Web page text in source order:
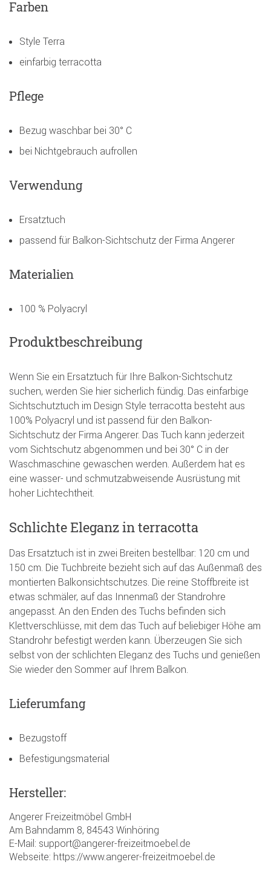
Farben
Style Terra
einfarbig terracotta
Pflege
Bezug waschbar bei 30° C
bei Nichtgebrauch aufrollen
Verwendung
Ersatztuch
passend für Balkon-Sichtschutz der Firma Angerer
Materialien
100 % Polyacryl
Produktbeschreibung
Wenn Sie ein Ersatztuch für Ihre Balkon-Sichtschutz
suchen, werden Sie hier sicherlich fündig. Das einfarbige
Sichtschutztuch im Design Style terracotta besteht aus
100% Polyacryl und ist passend für den Balkon-
Sichtschutz der Firma Angerer. Das Tuch kann jederzeit
vom Sichtschutz abgenommen und bei 30° C in der
Waschmaschine gewaschen werden. Außerdem hat es
eine wasser- und schmutzabweisende Ausrüstung mit
hoher Lichtechtheit.
Schlichte Eleganz in terracotta
Das Ersatztuch ist in zwei Breiten bestellbar: 120 cm und
150 cm. Die Tuchbreite bezieht sich auf das Außenmaß des
montierten Balkonsichtschutzes. Die reine Stoffbreite ist
etwas schmäler, auf das Innenmaß der Standrohre
angepasst. An den Enden des Tuchs befinden sich
Klettverschlüsse, mit dem das Tuch auf beliebiger Höhe am
Standrohr befestigt werden kann. Überzeugen Sie sich
selbst von der schlichten Eleganz des Tuchs und genießen
Sie wieder den Sommer auf Ihrem Balkon.
Lieferumfang
Bezugstoff
Befestigungsmaterial
Hersteller:
Angerer Freizeitmöbel GmbH
Am Bahndamm 8, 84543 Winhöring
E-Mail: support@angerer-freizeitmoebel.de
Webseite: https://www.angerer-freizeitmoebel.de